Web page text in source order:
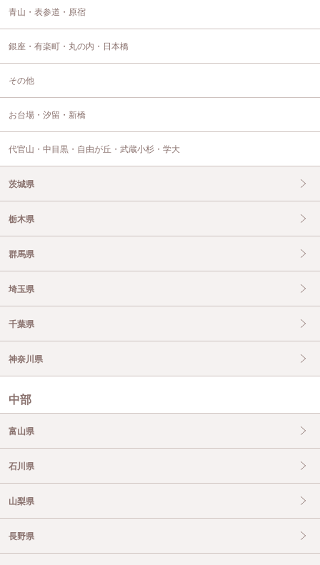
青山・表参道・原宿
銀座・有楽町・丸の内・日本橋
その他
お台場・汐留・新橋
代官山・中目黒・自由が丘・武蔵小杉・学大
茨城県
栃木県
群馬県
埼玉県
千葉県
神奈川県
中部
富山県
石川県
山梨県
長野県